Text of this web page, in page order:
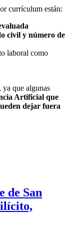
currículum están:
civil y número de
laboral como
, ya que algunas
Artificial que
dejar fuera
de San